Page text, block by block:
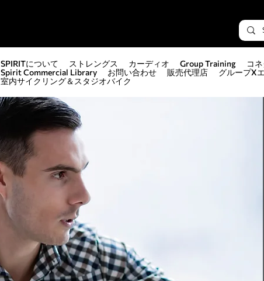
SPIRITについて ストレングス カーディオ Group Training コ
Spirit Commercial Library
お問い合わせ 販売代理店
グループX
室内サイクリング＆スタジオバイク